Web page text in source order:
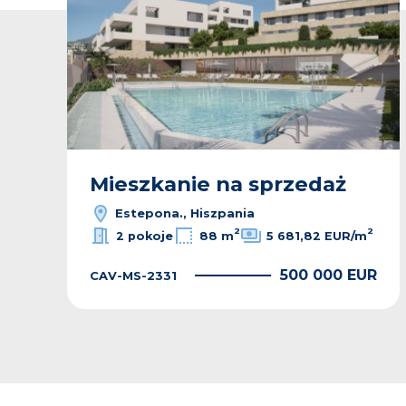
Mieszkanie na sprzedaż
Estepona., Hiszpania
2 pokoje 88 m2 5 681,82 EUR/m2
CAV-MS-2331 500 000 EUR